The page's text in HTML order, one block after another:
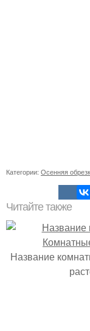
Категории: Осенняя
Читайте также
Название